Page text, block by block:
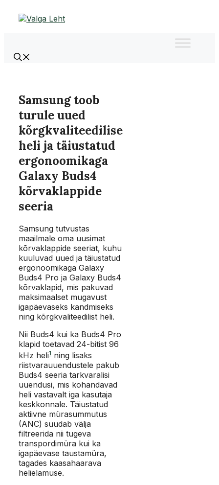
Samsung toob
turule uued
kõrgkvaliteedilise
heli ja täiustatud
ergonoomikaga
Galaxy Buds4
kõrvaklappide
seeria
Samsung tutvustas
maailmale oma uusimat
kõrvaklappide seeriat, kuhu
kuuluvad uued ja täiustatud
ergonoomikaga Galaxy
Buds4 Pro ja Galaxy Buds4
kõrvaklapid, mis pakuvad
maksimaalset mugavust
igapäevaseks kandmiseks
ning kõrgkvaliteedilist heli.
Nii Buds4 kui ka Buds4 Pro
klapid toetavad 24-bitist 96
kHz heli1 ning lisaks
riistvarauuendustele pakub
Buds4 seeria tarkvaralisi
uuendusi, mis kohandavad
heli vastavalt iga kasutaja
keskkonnale. Täiustatud
aktiivne mürasummutus
(ANC) suudab välja
filtreerida nii tugeva
transpordimüra kui ka
igapäevase taustamüra,
tagades kaasahaarava
helielamuse.